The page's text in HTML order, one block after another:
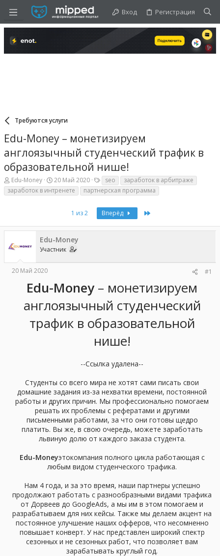
Вход Регистрация
Требуются услуги
Edu-Money – монетизируем
англоязычный студенческий трафик в
образовательной нише!
А
в
т
е
ы
Edu-Money
Д
а
т
ч
л
а
20 Май 2020
Т
е
г
seo
заработок в арбитраже
заработок в интренете
партнерская программа
1 из 2 Вперёд
Edu-Money
Участник
20 Май 2020 #1
Edu-Money– монетизируем
англоязычный студенческий
трафик в образовательной
нише!
--Ссылка удалена--
Студенты со всего мира не хотят сами писать свои
домашние задания из-за нехватки времени, постоянной
работы и других причин. Мы профессионально помогаем
решать их проблемы с рефератами и другими
письменными работами, за что они готовы щедро
платить. Вы же, в свою очередь, можете заработать
львиную долю от каждого заказа студента.
Edu-Moneyэтокомпания полного цикла работающая с
любым видом студенческого трафика.
Нам 4 года, и за это время, наши партнеры успешно
продолжают работать с разнообразными видами трафика
от Дорвеев до GoogleAds, а мы им в этом помогаем и
разрабатываем для них кейсы. Также мы делаем акцент на
постоянное улучшение наших офферов, что несомненно
повышает конверт. У нас представлен широкий спектр
сезонных и не сезонных работ, что позволяет вам
зарабатывать круглый год.